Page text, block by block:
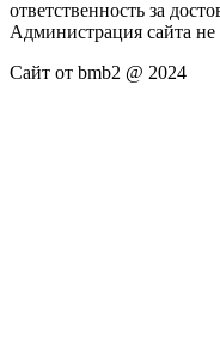
ответственность за
Администрация сайта не
Сайт от bmb2 @ 2024